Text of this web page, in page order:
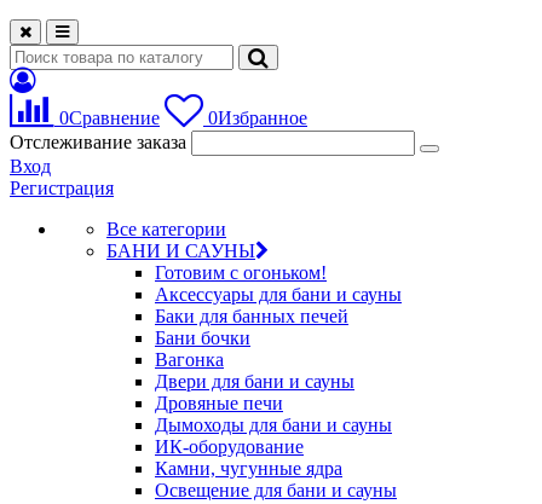
0Сравнение 0Избранное
Отслеживание заказа
Вход
Регистрация
Все категории
БАНИ И САУНЫ
Готовим с огоньком!
Аксессуары для бани и сауны
Баки для банных печей
Бани бочки
Вагонка
Двери для бани и сауны
Дровяные печи
Дымоходы для бани и сауны
ИК-оборудование
Камни, чугунные ядра
Освещение для бани и сауны